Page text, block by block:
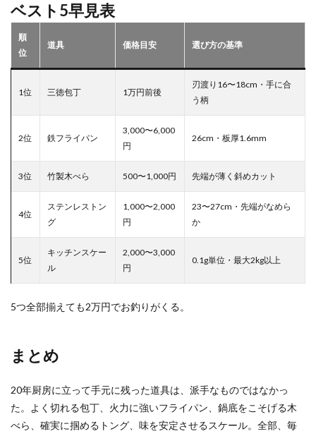
ベスト5早見表
順
位
道具 価格目安 選び方の基準
1位 三徳包丁 1万円前後
刃渡り16〜18cm・手に合
う柄
2位 鉄フライパン
3,000〜6,000
円
26cm・板厚1.6mm
3位 竹製木べら 500〜1,000円 先端が薄く斜めカット
4位
ステンレストン
グ
1,000〜2,000
円
23〜27cm・先端がなめら
か
5位
キッチンスケー
ル
2,000〜3,000
円
0.1g単位・最大2kg以上
5つ全部揃えても2万円でお釣りがくる。
まとめ
20年厨房に立って手元に残った道具は、派手なものではなかっ
た。よく切れる包丁、火力に強いフライパン、鍋底をこそげる木
べら、確実に掴めるトング、味を安定させるスケール。全部、毎